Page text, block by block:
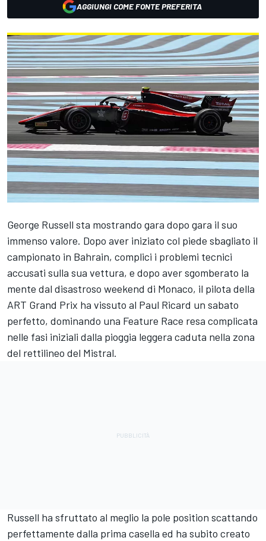
AGGIUNGI COME FONTE PREFERITA
George Russell sta mostrando gara dopo gara il suo
immenso valore. Dopo aver iniziato col piede sbagliato il
campionato in Bahrain, complici i problemi tecnici
accusati sulla sua vettura, e dopo aver sgomberato la
mente dal disastroso weekend di Monaco, il pilota della
ART Grand Prix ha vissuto al Paul Ricard un sabato
perfetto, dominando una Feature Race resa complicata
nelle fasi iniziali dalla pioggia leggera caduta nella zona
del rettilineo del Mistral.
Russell ha sfruttato al meglio la pole position scattando
perfettamente dalla prima casella ed ha subito creato